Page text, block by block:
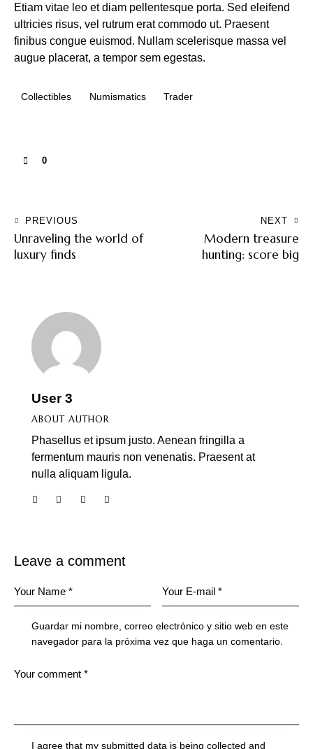
Etiam vitae leo et diam pellentesque porta. Sed eleifend
ultricies risus, vel rutrum erat commodo ut. Praesent
finibus congue euismod. Nullam scelerisque massa vel
augue placerat, a tempor sem egestas.
Collectibles Numismatics Trader
0
PREVIOUS
Unraveling the world of
luxury finds
NEXT
Modern treasure
hunting: score big
User 3
ABOUT AUTHOR
Phasellus et ipsum justo. Aenean fringilla a
fermentum mauris non venenatis. Praesent at
nulla aliquam ligula.
Leave a comment
Guardar mi nombre, correo electrónico y sitio web en este
navegador para la próxima vez que haga un comentario.
I agree that my submitted data is being collected and